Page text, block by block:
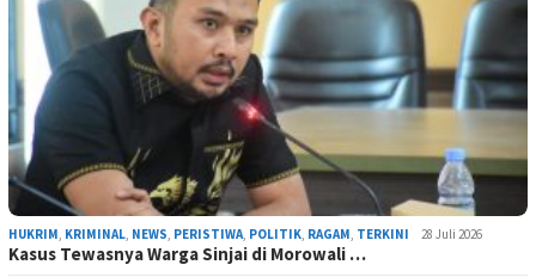
HUKRIM KRIMINAL NEWS PERISTIWA POLITIK RAGAM TERKINI 28 Juli 2026
Kasus Tewasnya Warga Sinjai di Morowali …